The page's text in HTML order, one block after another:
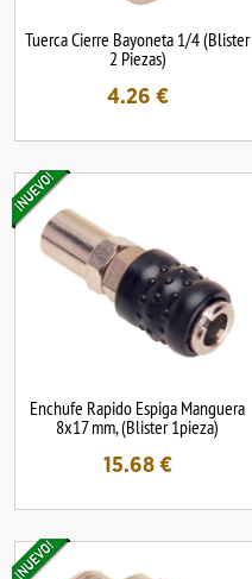
Tuerca Cierre Bayoneta 1/4 (Blister
2 Piezas)
4.26 €
Enchufe Rapido Espiga Manguera
8x17 mm, (Blister 1pieza)
15.68€